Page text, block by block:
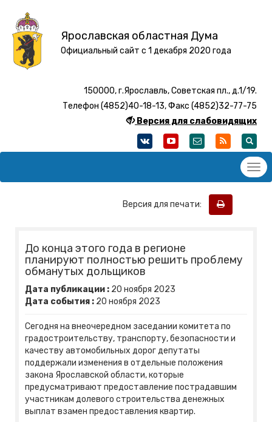
Ярославская областная Дума
Официальный сайт с 1 декабря 2020 года
150000, г.Ярославль, Советская пл., д.1/19.
Телефон (4852)40-18-13, Факс (4852)32-77-75
Версия для слабовидящих
Версия для печати:
До конца этого года в регионе
планируют полностью решить проблему
обманутых дольщиков
Дата публикации : 20 ноября 2023
Дата события : 20 ноября 2023
Сегодня на внеочередном заседании комитета по
градостроительству, транспорту, безопасности и
качеству автомобильных дорог депутаты
поддержали изменения в отдельные положения
закона Ярославской области, которые
предусматривают предоставление пострадавшим
участникам долевого строительства денежных
выплат взамен предоставления квартир.